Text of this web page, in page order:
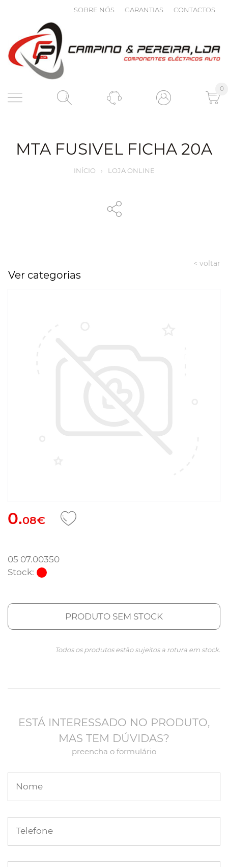
SOBRE NÓS GARANTIAS CONTACTOS
0
MTA FUSIVEL FICHA 20A
INÍCIO › LOJA ONLINE
< voltar
Ver categorias
0.08€
05 07.00350
Stock:
PRODUTO SEM STOCK
Todos os produtos estão sujeitos a rotura em stock.
ESTÁ INTERESSADO NO PRODUTO,
MAS TEM DÚVIDAS?
preencha o formulário
Nome
Telefone